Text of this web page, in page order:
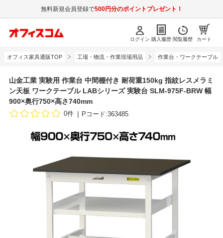
無料新規会員登録で500円分のポイントプレゼント！
ログイン 購入履歴 閲覧履歴 カート
オフィス家具通販TOP 工場・物流・作業現場用品 作業台・ワークテーブル
山金工業 実験用 作業台 中間棚付き 耐荷重150kg 指紋レスメラミ
ン天板 ワークテーブル LABシリーズ 実験台 SLM-975F-BRW 幅
900×奥行750×高さ740mm
0件 Pコード:363485